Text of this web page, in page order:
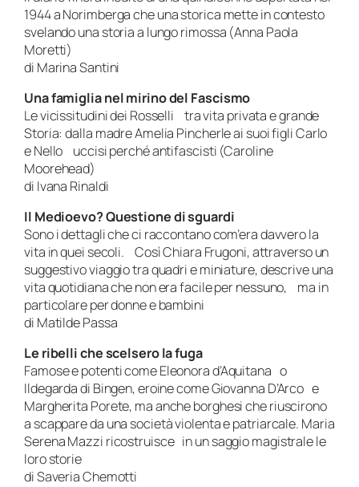
1944 a Norimberga che una storica mette in contesto
svelando una storia a lungo rimossa (Anna Paola
Moretti)
di Marina Santini
Una famiglia nel mirino del Fascismo
Le vicissitudini dei Rosselli tra vita privata e grande
Storia: dalla madre Amelia Pincherle ai suoi figli Carlo
e Nello uccisi perché antifascisti (Caroline
Moorehead)
di Ivana Rinaldi
Il Medioevo? Questione di sguardi
Sono i dettagli che ci raccontano com’era davvero la
vita in quei secoli. Così Chiara Frugoni, attraverso un
suggestivo viaggio tra quadri e miniature, descrive una
vita quotidiana che non era facile per nessuno, ma in
particolare per donne e bambini
di Matilde Passa
Le ribelli che scelsero la fuga
Famose e potenti come Eleonora d’Aquitana o
Ildegarda di Bingen, eroine come Giovanna D’Arco e
Margherita Porete, ma anche borghesi che riuscirono
a scappare da una società violenta e patriarcale. Maria
Serena Mazzi ricostruisce in un saggio magistrale le
loro storie
di Saveria Chemotti